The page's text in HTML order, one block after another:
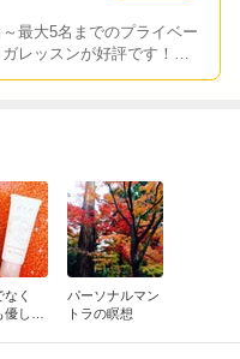
最大5名までのプライベー
レッスンが好評です！
お問い合わせはn
く
優し
パーソナルマン
トラの瞑想